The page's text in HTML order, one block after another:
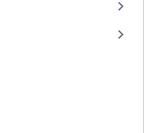
keyboard_arrow_right
keyboard_arrow_right